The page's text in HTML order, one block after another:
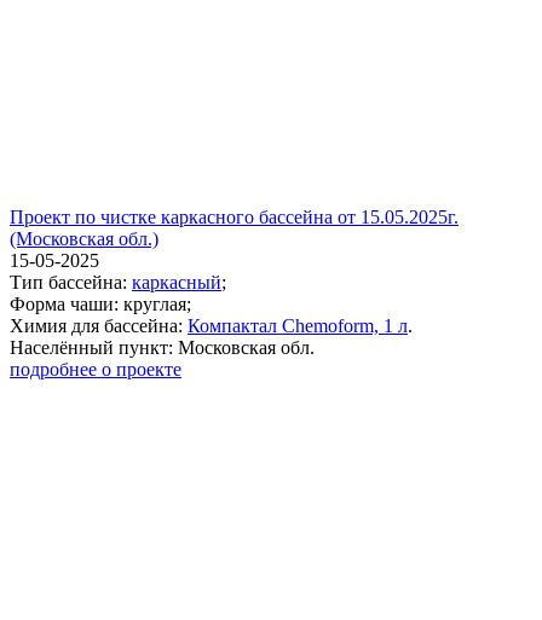
Проект по чистке каркасного бассейна от 15.05.2025г.
(Московская обл.)
15-05-2025
Тип бассейна: каркасный;
Форма чаши: круглая;
Химия для бассейна: Компактал Chemoform, 1 л.
Населённый пункт: Московская обл.
подробнее о проекте